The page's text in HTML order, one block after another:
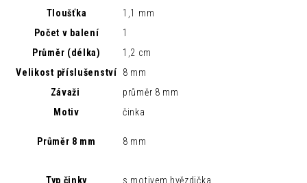
Tloušťka
1,1 mm
Počet v balení
1
Průměr (délka)
1,2 cm
Velikost příslušenství 8 mm
Závaži
průměr 8 mm
Motiv
činka
Průměr 8 mm 8 mm
Typ činky s motivem hvězdička